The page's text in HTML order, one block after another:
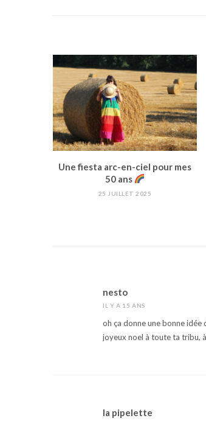
Une fiesta arc-en-ciel pour mes
50 ans
25 JUILLET 2025
nesto
IL Y A 15 ANS
oh ça donne une bonne idée
joyeux noel à toute ta tribu,
la pipelette